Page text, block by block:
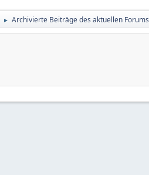
► Archivierte Beiträge des aktuellen Forums